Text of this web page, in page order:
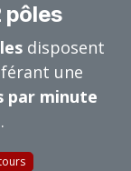
pôles
disposent
une
par minute
.